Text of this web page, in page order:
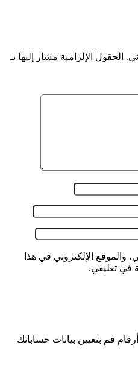
الحقول الإلزامية مشار إليها بـ
والموقع الإلكتروني في هذا
في تعليقي.
قم بتعيين بيانات حساباتك